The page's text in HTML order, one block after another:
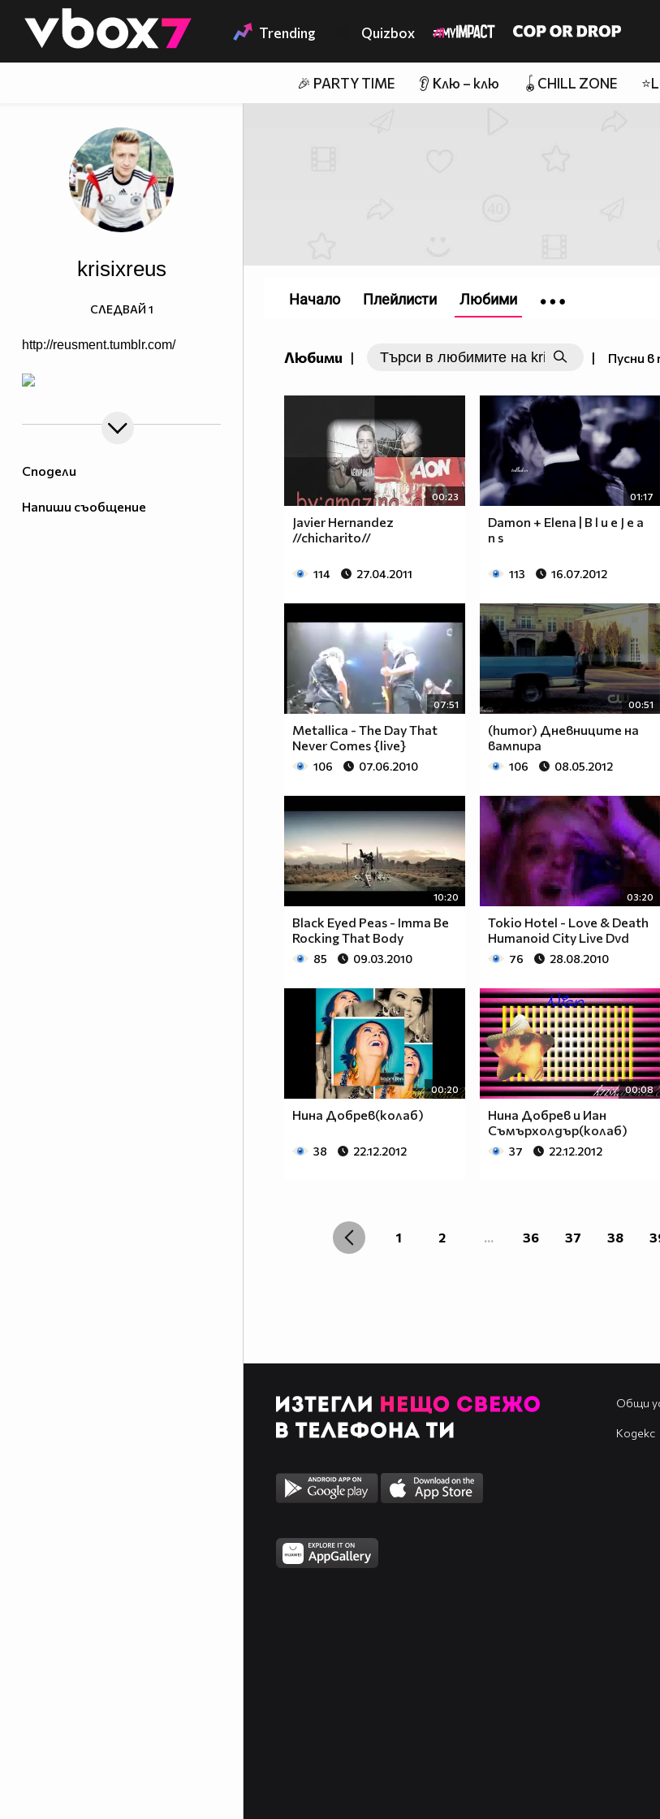
👾 Trending Quizbox
🎉 PARTY TIME 👂 Клю – клю 🪀CHILL ZONE
Сподели
Напиши съобщение
krisixreus
http://reusment.tumblr.com/
СЛЕДВАЙ 1
Любими | | Пусни в
00:23
Javier Hernandez
//chicharito//
114 27.04.2011
01:17
Damon + Elena | B l u e J e a
n s
113 16.07.2012
07:51
Metallica - The Day That
Never Comes {live}
106 07.06.2010
00:51
(humor) Дневниците на
вампира
106 08.05.2012
10:20
Black Eyed Peas - Imma Be
Rocking That Body
85 09.03.2010
03:20
Tokio Hotel - Love & Death
Humanoid City Live Dvd
76 28.08.2010
00:20
Нина Добрев(колаб)
38 22.12.2012
00:08
Нина Добрев и Иан
Съмърхолдър(колаб)
37 22.12.2012
1 2 ... 36 37 38
Начало Плейлисти Любими
Общи
Кодекс